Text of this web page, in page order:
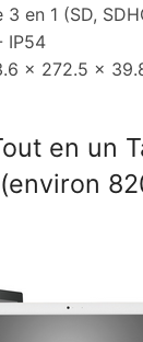
en 1 (SD,
IP54
x 272.5 x
en un
(environ